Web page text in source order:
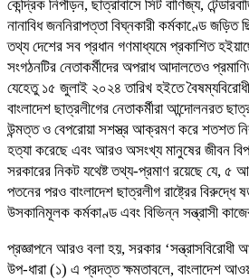
কেন্দ্রিক নিপীড়ন, ছাত্রাবাসে সিট বাণিজ্য,
নানাবিধ জননিরাপত্তা বিঘ্নকারী কর্মকাণ্ডে
তথ্য দেশের সব প্রধান গণমাধ্যমে প্রকাশিত
সংগঠনটির নেতাকর্মীদের অপরাধ আদালতেও
যেহেতু ১৫ জুলাই ২০২৪ তারিখ হইতে
বাংলাদেশ ছাত্রলীগের নেতাকর্মীরা আন্দোলনরত
উন্মত্ত ও বেপরোয়া সশস্ত্র আক্রমণ করে শতশত
হত্যা করেছে এবং আরও অসংখ্য মানুষের জীবন
সরকারের নিকট যথেষ্ট তথ্য-প্রমাণ রয়েছে যে, ৫
পতনের পরও বাংলাদেশ ছাত্রলীগ রাষ্ট্রের বিরুদ্ধে
উসকানিমূলক কর্মকাণ্ড এবং বিভিন্ন সন্ত্রাসী
প্রজ্ঞাপনে আরও বলা হয়, সরকার
উপ-ধারা (১) এ প্রদত্ত ক্ষমতাবলে, বাংলাদেশ